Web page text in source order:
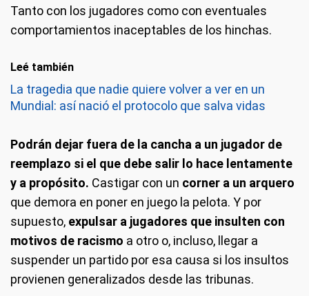
Tanto con los jugadores como con eventuales
comportamientos inaceptables de los hinchas.
Leé también
La tragedia que nadie quiere volver a ver en un
Mundial: así nació el protocolo que salva vidas
Podrán dejar fuera de la cancha a un jugador de
reemplazo si el que debe salir lo hace lentamente
y a propósito. Castigar con un corner a un arquero
que demora en poner en juego la pelota. Y por
supuesto, expulsar a jugadores que insulten con
motivos de racismo a otro o, incluso, llegar a
suspender un partido por esa causa si los insultos
provienen generalizados desde las tribunas.